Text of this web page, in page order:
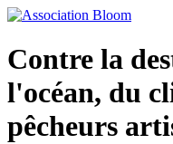
Contre la
l'océan, du
pêcheurs